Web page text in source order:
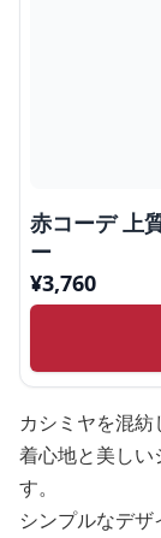
赤コーデ 上
ー
¥3,760
カシミヤを混
着心地と美し
す。
シンプルなデ